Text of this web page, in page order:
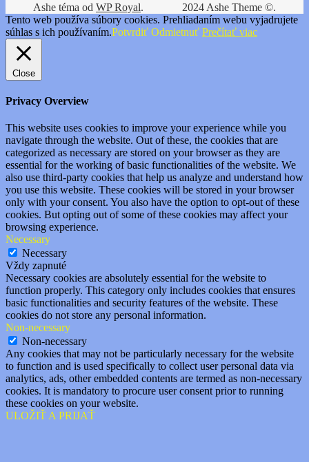
2024 Ashe Theme ©.
Ashe téma od WP Royal.
Tento web používa súbory cookies. Prehliadaním webu vyjadrujete
súhlas s ich používaním.Potvrdiť Odmietnuť Prečítať viac
Close
Privacy Overview
This website uses cookies to improve your experience while you
navigate through the website. Out of these, the cookies that are
categorized as necessary are stored on your browser as they are
essential for the working of basic functionalities of the website. We
also use third-party cookies that help us analyze and understand how
you use this website. These cookies will be stored in your browser
only with your consent. You also have the option to opt-out of these
cookies. But opting out of some of these cookies may affect your
browsing experience.
Necessary
Necessary
Vždy zapnuté
Necessary cookies are absolutely essential for the website to
function properly. This category only includes cookies that ensures
basic functionalities and security features of the website. These
cookies do not store any personal information.
Non-necessary
Non-necessary
Any cookies that may not be particularly necessary for the website
to function and is used specifically to collect user personal data via
analytics, ads, other embedded contents are termed as non-necessary
cookies. It is mandatory to procure user consent prior to running
these cookies on your website.
ULOŽIŤ A PRIJAŤ